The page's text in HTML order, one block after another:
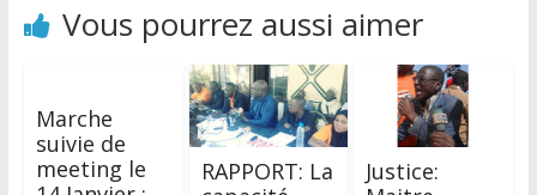
Vous pourrez aussi aimer
Marche
suivie de
meeting le
RAPPORT: La
Justice: